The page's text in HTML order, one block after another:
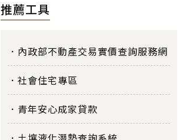
推薦工具
內政部不動產交易實價查詢服務網
社會住宅專區
青年安心成家貸款